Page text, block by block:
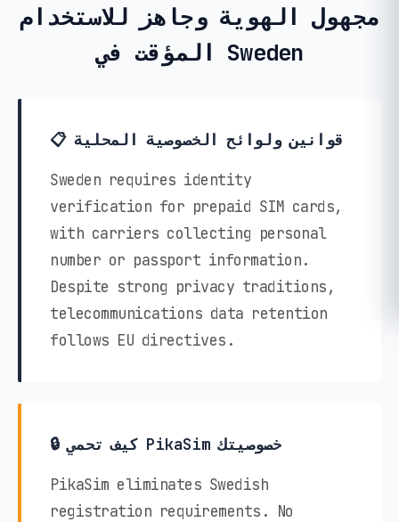
مجهول الهوية وجاهز للاستخدام
المؤقت في Sweden
📋 قوانين ولوائح الخصوصية المحلية
Sweden requires identity
verification for prepaid SIM cards,
with carriers collecting personal
number or passport information.
Despite strong privacy traditions,
telecommunications data retention
follows EU directives.
🔒 كيف تحمي PikaSim خصوصيتك
PikaSim eliminates Swedish
registration requirements. No